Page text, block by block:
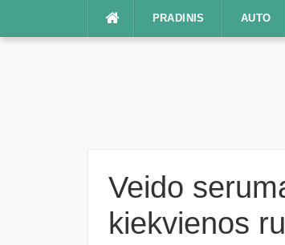
PRADINIS AUTO
Veido
kiekvienos